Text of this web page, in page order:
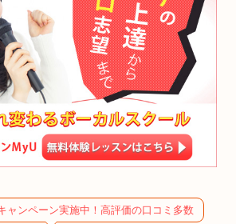
ャンペーン実施中！高評価の口コミ多数